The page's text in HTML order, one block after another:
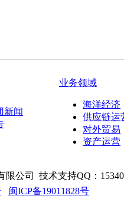
新闻
业务领域
海洋经济
供应链运
对外贸易
资产运营
限公司 技术支持QQ：
闽ICP备19011828号